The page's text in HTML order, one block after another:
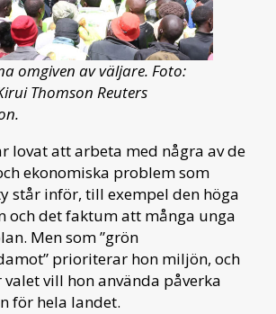
omgiven av väljare. Foto:
Thomson Reuters
lovat att arbeta med några av de
ekonomiska problem som
står inför, till exempel den höga
och det faktum att många unga
Men som ”grön
prioriterar hon miljön, och
vill hon använda påverka
för hela landet.